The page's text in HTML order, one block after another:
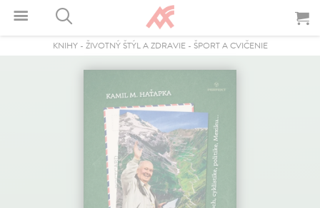
KNIHY- ŽIVOTNÝ ŠTÝL A ZDRAVIE- ŠPORT A CVIČENIE